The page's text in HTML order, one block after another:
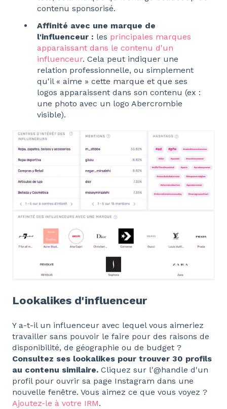
contenu sponsorisé.
Affinité avec une marque de
l'influenceur : les principales marques
apparaissant dans le contenu d'un
influenceur. Cela peut indiquer une
relation professionnelle, ou simplement
qu'il « aime » cette marque et que ses
logos apparaissent dans son contenu (ex :
une photo avec un logo Abercrombie
visible).
Lookalikes d'influenceur
Y a-t-il un influenceur avec lequel vous aimeriez
travailler sans pouvoir le faire pour des raisons de
disponibilité, de géographie ou de budget ?
Consultez ses lookalikes pour trouver 30 profils
au contenu similaire. Cliquez sur l'@handle d'un
profil pour ouvrir sa page Instagram dans une
nouvelle fenêtre. Vous aimez ce que vous voyez ?
Ajoutez-le à votre IRM.